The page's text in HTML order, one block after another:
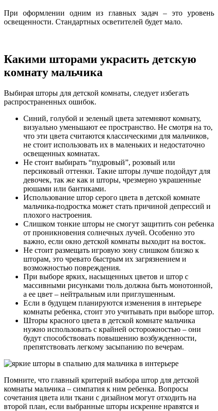
При оформлении одним из главных задач – это уровень
освещенности. Стандартных осветителей будет мало.
Какими шторами украсить детскую
комнату мальчика
Выбирая шторы для детской комнаты, следует избегать
распространенных ошибок.
Синий, голубой и зеленый цвета затемняют комнату,
визуально уменьшают ее пространство. Не смотря на то,
что эти цвета считаются классическими для мальчиков,
не стоит использовать их в маленьких и недостаточно
освещенных комнатах.
Не стоит выбирать “пудровый”, розовый или
персиковый оттенки. Такие шторы лучше подойдут для
девочек, так же как и шторы, чрезмерно украшенные
рюшами или бантиками.
Использование штор серого цвета в детской комнате
мальчика-подростка может стать причиной депрессий и
плохого настроения.
Слишком тонкие шторы не смогут защитить сон ребенка
от проникновения солнечных лучей. Особенно это
важно, если окно детской комнаты выходит на восток.
Не стоит размещать игровую зону слишком близко к
шторам, это чревато быстрым их загрязнением и
возможностью повреждения.
При выборе ярких, насыщенных цветов и штор с
массивными рисунками тюль должна быть монотонной,
а ее цвет – нейтральным или приглушенным.
Если в будущем планируются изменения в интерьере
комнаты ребенка, стоит это учитывать при выборе штор.
Шторы красного цвета в детской комнате мальчика
нужно использовать с крайней осторожностью – они
будут способствовать повышению возбужденности,
препятствовать легкому засыпанию по вечерам.
Помните, что главный критерий выбора штор для детской
комнаты мальчика – симпатия к ним ребенка. Вопросы
сочетания цвета или ткани с дизайном могут отходить на
второй план, если выбранные шторы искренне нравятся и